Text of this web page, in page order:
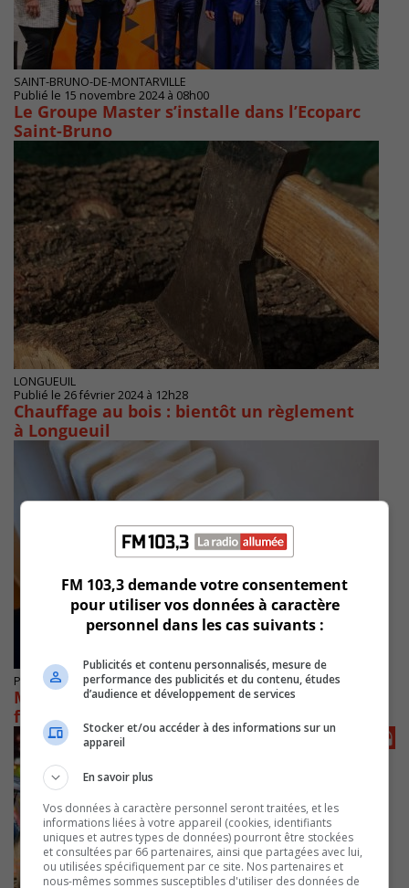
SAINT-BRUNO-DE-MONTARVILLE
Publié le 15 novembre 2024 à 08h00
Le Groupe Master s’installe dans l’Ecoparc
Saint-Bruno
LONGUEUIL
Publié le 26 février 2024 à 12h28
Chauffage au bois : bientôt un règlement
à Longueuil
Publié le 8 Décembre 2023 à 14h15
Mont-Saint-Hilaire interdit des appareils
fonctionnant au gaz
FM 103,3 demande votre consentement
pour utiliser vos données à caractère
personnel dans les cas suivants :
Publicités et contenu personnalisés, mesure de
performance des publicités et du contenu, études
d’audience et développement de services
Stocker et/ou accéder à des informations sur un
appareil
En savoir plus
Vos données à caractère personnel seront traitées, et les
informations liées à votre appareil (cookies, identifiants
uniques et autres types de données) pourront être stockées
et consultées par 66 partenaires, ainsi que partagées avec lui,
ou utilisées spécifiquement par ce site. Nos partenaires et
nous-mêmes sommes susceptibles d'utiliser des données de